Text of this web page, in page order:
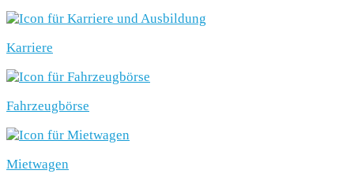
Karriere
Fahrzeugbörse
Mietwagen